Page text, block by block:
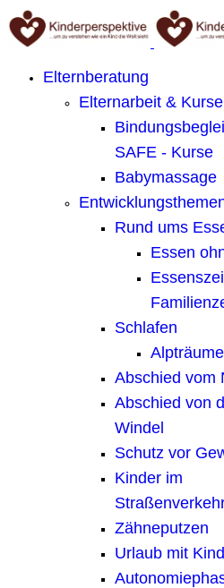
Elternberatung
Elternarbeit & Kurse
SAFE - Kurse
Babymassage
Rund ums
Essen
Schlafen
Alpträume
Abschied vom
Abschied von
Windel
Schutz vor
Kinder im
Zähneputzen
Urlaub mit